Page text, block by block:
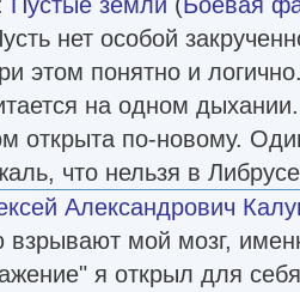
нет особой
этом понятно и
на одном
открыта по-новому.
что нельзя в
Александрович
взрывают мой мозг,
я открыл для